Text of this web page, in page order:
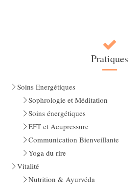
Pratiques
Soins Energétiques
Sophrologie et Méditation
Soins énergétiques
EFT et Acupressure
Communication Bienveillante
Yoga du rire
Vitalité
Nutrition & Ayurvéda